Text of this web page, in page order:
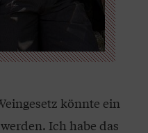
könnte ein
Ich habe das